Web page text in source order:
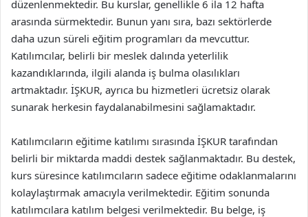
düzenlenmektedir. Bu kurslar, genellikle 6 ila 12 hafta
arasında sürmektedir. Bunun yanı sıra, bazı sektörlerde
daha uzun süreli eğitim programları da mevcuttur.
Katılımcılar, belirli bir meslek dalında yeterlilik
kazandıklarında, ilgili alanda iş bulma olasılıkları
artmaktadır. İŞKUR, ayrıca bu hizmetleri ücretsiz olarak
sunarak herkesin faydalanabilmesini sağlamaktadır.
Katılımcıların eğitime katılımı sırasında İŞKUR tarafından
belirli bir miktarda maddi destek sağlanmaktadır. Bu destek,
kurs süresince katılımcıların sadece eğitime odaklanmalarını
kolaylaştırmak amacıyla verilmektedir. Eğitim sonunda
katılımcılara katılım belgesi verilmektedir. Bu belge, iş